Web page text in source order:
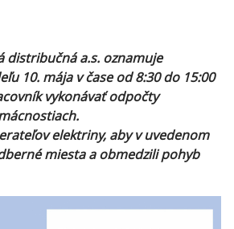
distribučná a.s. oznamuje
10. mája v čase od 8:30 do 15:00
vykonávať odpočty
elektriny, aby v uvedenom
miesta a obmedzili pohyb